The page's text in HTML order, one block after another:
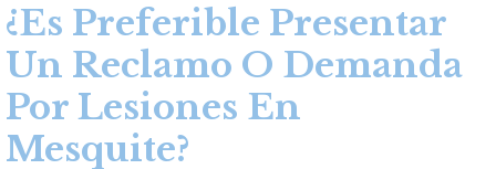
¿Es Preferible Presentar
Un Reclamo O Demanda
Por Lesiones En
Mesquite?